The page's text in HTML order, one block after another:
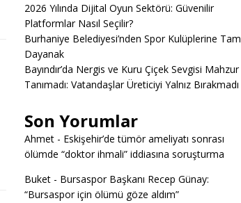
2026 Yılında Dijital Oyun Sektörü: Güvenilir
Platformlar Nasıl Seçilir?
Burhaniye Belediyesi’nden Spor Kulüplerine Tam
Dayanak
Bayındır’da Nergis ve Kuru Çiçek Sevgisi Mahzur
Tanımadı: Vatandaşlar Üreticiyi Yalnız Bırakmadı
Son Yorumlar
Ahmet- Eskişehir’de tümör ameliyatı sonrası
ölümde “doktor ihmali” iddiasına soruşturma
Buket- Bursaspor Başkanı Recep Günay:
“Bursaspor için ölümü göze aldım”